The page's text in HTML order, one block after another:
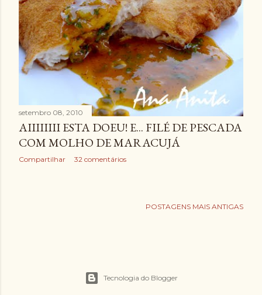
setembro 08, 2010
AIIIIIIII ESTA DOEU! E... FILÉ DE PESCADA
COM MOLHO DE MARACUJÁ
Compartilhar 32 comentários
POSTAGENS MAIS ANTIGAS
Tecnologia do Blogger